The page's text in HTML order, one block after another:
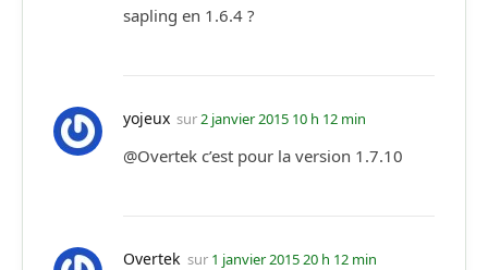
sapling en 1.6.4 ?
yojeux sur2 janvier 2015 10 h 12 min
@Overtek c’est pour la version 1.7.10
Overtek sur 1 janvier 2015 20 h 12 min